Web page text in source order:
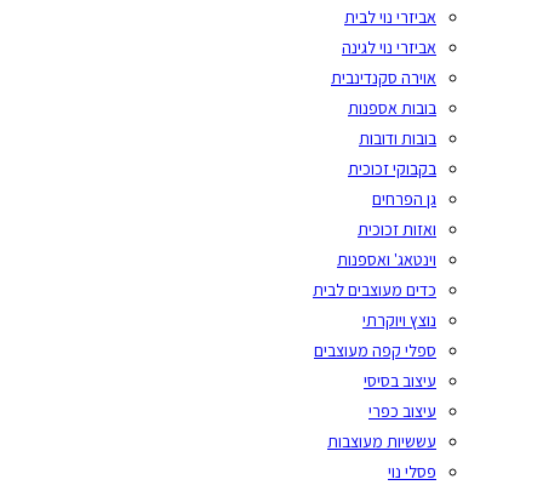
אביזרי נוי לבית
אביזרי נוי לגינה
אוירה סקנדינבית
בובות אספנות
בובות ודובות
בקבוקי זכוכית
גן הפרחים
ואזות זכוכית
וינטאג' ואספנות
כדים מעוצבים לבית
נוצץ ויוקרתי
ספלי קפה מעוצבים
עיצוב בסיסי
עיצוב כפרי
עששיות מעוצבות
פסלי נוי